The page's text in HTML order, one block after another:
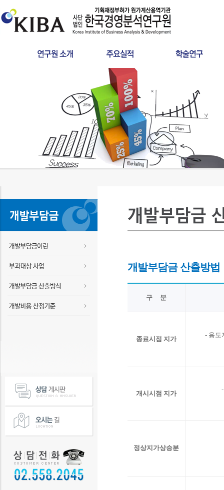
설립목적
찾아오시는길
원가산정
사후정산
학술연구
분쟁검증용역
건설사업관리
LCC
개발부담금 산출방법
구 분
종료시점 지가
- 용도
개시시점 지가
정상지가상승분